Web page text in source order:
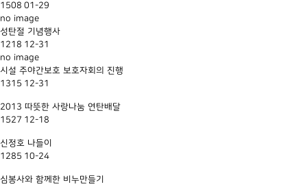
1508 01-29
no image
성탄절 기념행사
1218 12-31
no image
시설 주야간보호 보호자회의 진행
1315 12-31
2013 따뜻한 사랑나눔 연탄배달
1527 12-18
신정호 나들이
1285 10-24
심봉사와 함께한 비누만들기